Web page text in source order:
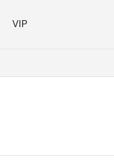
VIP